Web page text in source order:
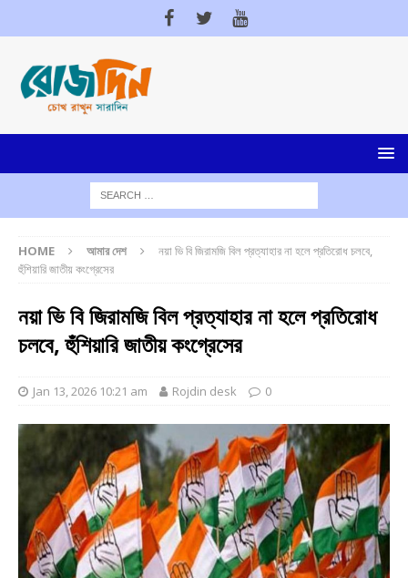
HOME আমার দেশ
নয়া ভি বি জিরামজি বিল প্রত্যাহার না হলে প্রতিরোধ চলবে,
হুঁশিয়ারি জাতীয় কংগ্রেসের
নয়া ভি বি জিরামজি বিল প্রত্যাহার না হলে প্রতিরোধ
চলবে, হুঁশিয়ারি জাতীয় কংগ্রেসের
Jan 13, 2026 10:21 am Rojdin desk 0